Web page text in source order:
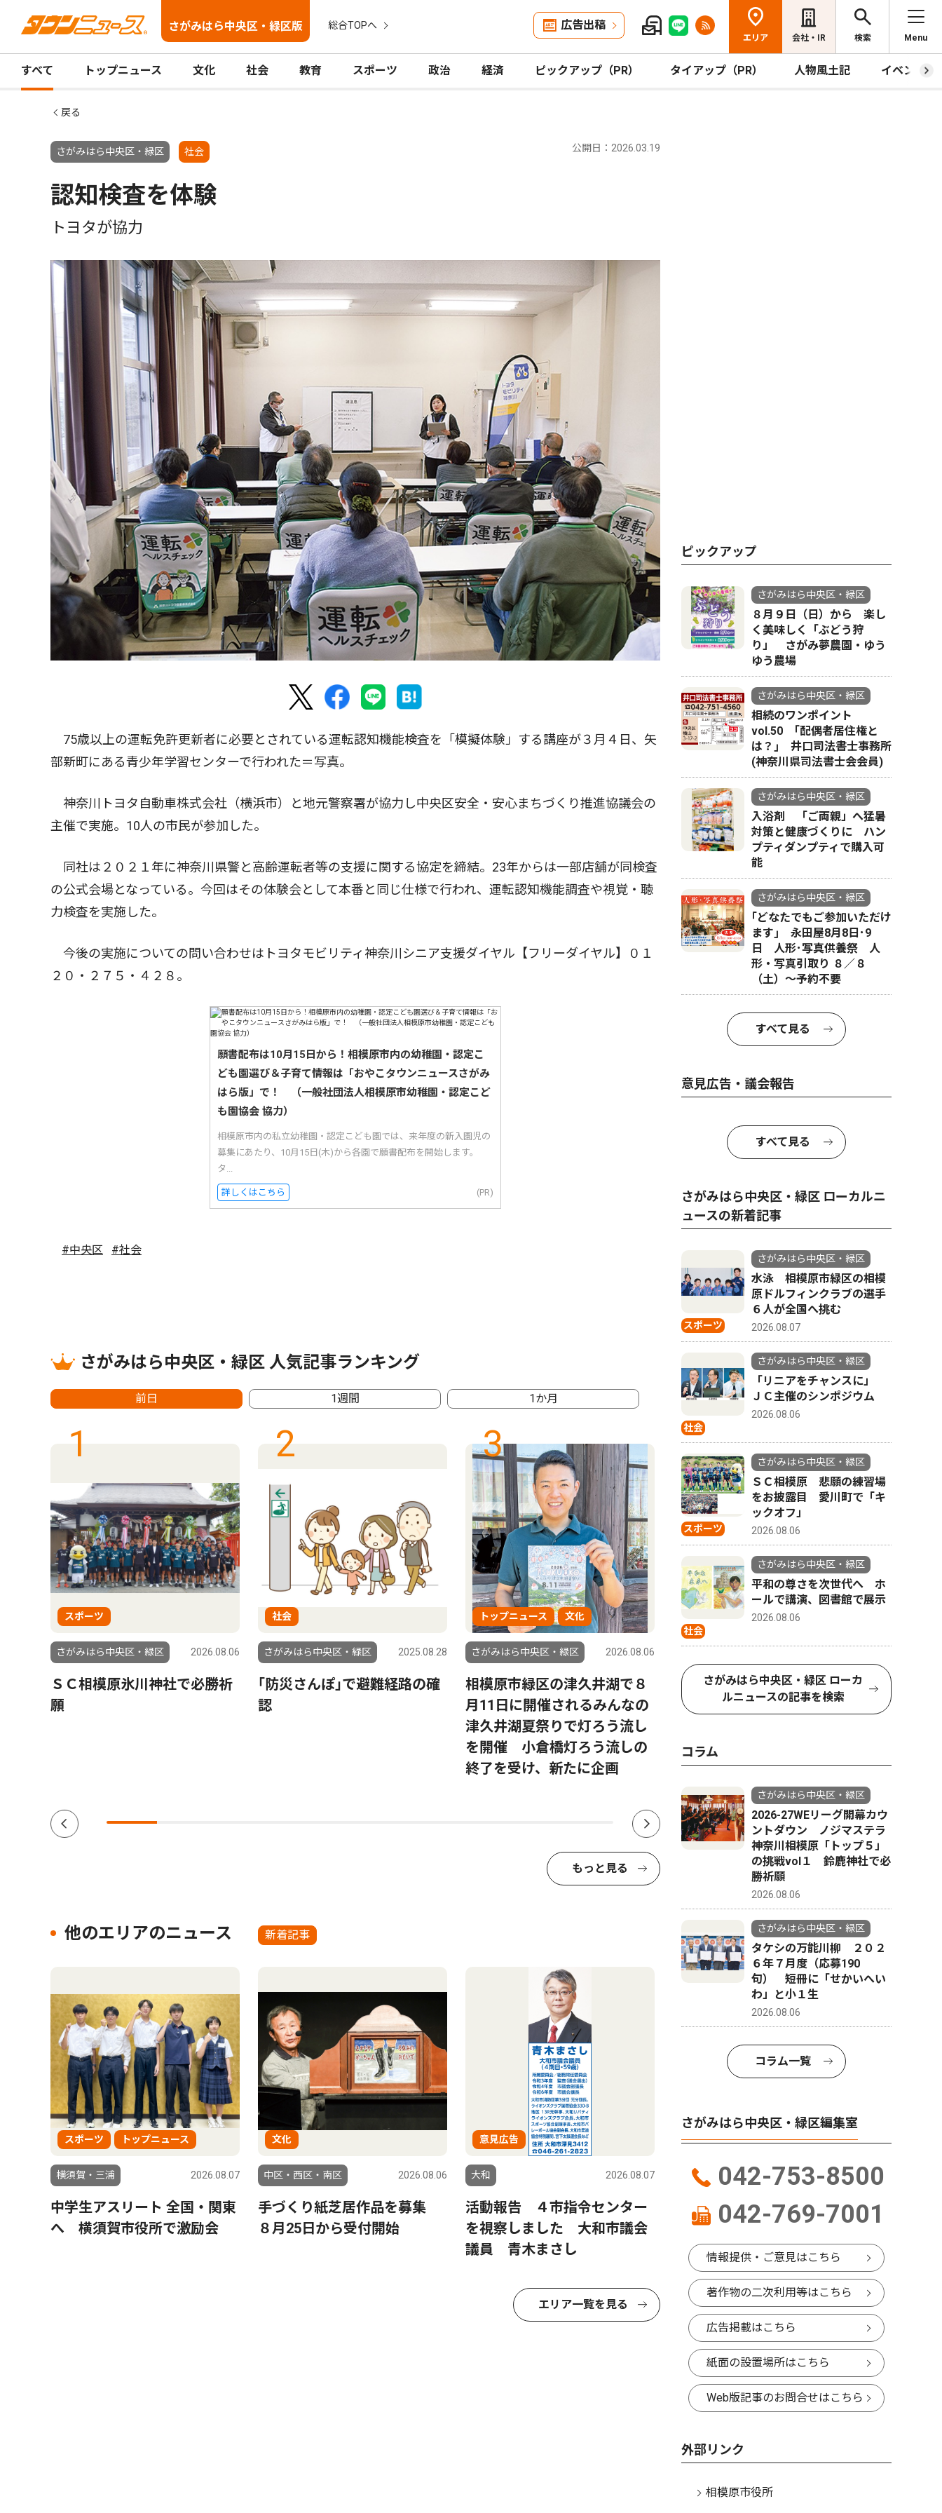
さがみはら中央区・緑区版 総合TOPへ 広告出稿
エリア 会社・IR 検索 Menu
すべて トップニュース 文化 社会 教育 スポーツ 政治 経済 ピックアップ（PR） タイアップ（PR） 人物風土記 イベント
戻る
さがみはら中央区・緑区 社会 公開日：2026.03.19
認知検査を体験
トヨタが協力
75歳以上の運転免許更新者に必要とされている運転認知機能検査を「模擬体験」する講座が３月４日、矢
部新町にある青少年学習センターで行われた＝写真。
神奈川トヨタ自動車株式会社（横浜市）と地元警察署が協力し中央区安全・安心まちづくり推進協議会の
主催で実施。10人の市民が参加した。
同社は２０２１年に神奈川県警と高齢運転者等の支援に関する協定を締結。23年からは一部店舗が同検査
の公式会場となっている。今回はその体験会として本番と同じ仕様で行われ、運転認知機能調査や視覚・聴
力検査を実施した。
今後の実施についての問い合わせはトヨタモビリティ神奈川シニア支援ダイヤル【フリーダイヤル】０１
２０・２７５・４２８。
願書配布は10月15日から！相模原市内の幼稚園・認定こ
ども園選び＆子育て情報は「おやこタウンニュースさがみ
はら版」で！ （一般社団法人相模原市幼稚園・認定こど
も園協会 協力）
相模原市内の私立幼稚園・認定こども園では、来年度の新入園児の
募集にあたり、10月15日(木)から各園で願書配布を開始します。
タ...
詳しくはこちら (PR)
#中央区 #社会
さがみはら中央区・緑区 人気記事ランキング
前日 1週間 1か月
1
スポーツ
さがみはら中央区・緑区 2026.08.06
ＳＣ相模原氷川神社で必勝祈
願
2
社会
さがみはら中央区・緑区 2025.08.28
｢防災さんぽ｣で避難経路の確
認
3
トップニュース 文化
さがみはら中央区・緑区 2026.08.06
相模原市緑区の津久井湖で８
月11日に開催されるみんなの
津久井湖夏祭りで灯ろう流し
を開催 小倉橋灯ろう流しの
終了を受け、新たに企画
4
今月はこの逸品！考古市宝
展 見上げる土偶？（期間
「地裁
協議会
もっと見る
他のエリアのニュース 新着記事
スポーツ トップニュース
横須賀・三浦 2026.08.07
中学生アスリート 全国・関東
へ 横須賀市役所で激励会
文化
中区・西区・南区 2026.08.06
手づくり紙芝居作品を募集
８月25日から受付開始
意見広告
大和 2026.08.07
活動報告 ４市指令センター
を視察しました 大和市議会
議員 青木まさし
エリア一覧を見る
ピックアップ
さがみはら中央区・緑区
８月９日（日）から 楽し
く美味しく「ぶどう狩
り」 さがみ夢農園・ゆう
ゆう農場
さがみはら中央区・緑区
相続のワンポイント
vol.50 ｢配偶者居住権と
は？｣ 井口司法書士事務所
(神奈川県司法書士会会員)
さがみはら中央区・緑区
入浴剤 「ご両親」へ猛暑
対策と健康づくりに ハン
プティダンプティで購入可
能
さがみはら中央区・緑区
｢どなたでもご参加いただけ
ます｣ 永田屋8月8日･9
日 人形･写真供養祭 人
形・写真引取り ８／８
（土）〜予約不要
すべて見る
意見広告・議会報告
すべて見る
さがみはら中央区・緑区 ローカルニ
ュースの新着記事
スポーツ
さがみはら中央区・緑区
水泳 相模原市緑区の相模
原ドルフィンクラブの選手
６人が全国へ挑む
2026.08.07
社会
さがみはら中央区・緑区
「リニアをチャンスに」
ＪＣ主催のシンポジウム
2026.08.06
スポーツ
さがみはら中央区・緑区
ＳＣ相模原 悲願の練習場
をお披露目 愛川町で「キ
ックオフ」
2026.08.06
社会
さがみはら中央区・緑区
平和の尊さを次世代へ ホ
ールで講演、図書館で展示
2026.08.06
さがみはら中央区・緑区 ローカ
ルニュースの記事を検索
コラム
さがみはら中央区・緑区
2026-27WEリーグ開幕カウ
ントダウン ノジマステラ
神奈川相模原「トップ５」
の挑戦vol１ 鈴鹿神社で必
勝祈願
2026.08.06
さがみはら中央区・緑区
タケシの万能川柳 ２０２
６年７月度（応募190
句） 短冊に「せかいへい
わ」と小１生
2026.08.06
コラム一覧
さがみはら中央区・緑区編集室
042-753-8500
042-769-7001
情報提供・ご意見はこちら
著作物の二次利用等はこちら
広告掲載はこちら
紙面の設置場所はこちら
Web版記事のお問合せはこちら
外部リンク
相模原市役所